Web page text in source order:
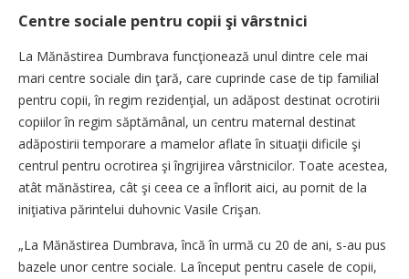
Centre sociale pentru copii şi vârstnici
La Mănăstirea Dumbrava funcţionează unul dintre cele mai
mari centre sociale din ţară, care cuprinde case de tip familial
pentru copii, în regim rezidenţial, un adăpost destinat ocrotirii
copiilor în regim săptămânal, un centru maternal destinat
adăpostirii temporare a mamelor aflate în situaţii dificile şi
centrul pentru ocrotirea şi îngrijirea vârstnicilor. Toate acestea,
atât mănăstirea, cât şi ceea ce a înflorit aici, au pornit de la
iniţiativa părintelui duhovnic Vasile Crişan.
„La Mănăstirea Dumbrava, încă în urmă cu 20 de ani, s-au pus
bazele unor centre sociale. La început pentru casele de copii,